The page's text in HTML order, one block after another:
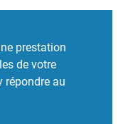
prestation
de votre
répondre au